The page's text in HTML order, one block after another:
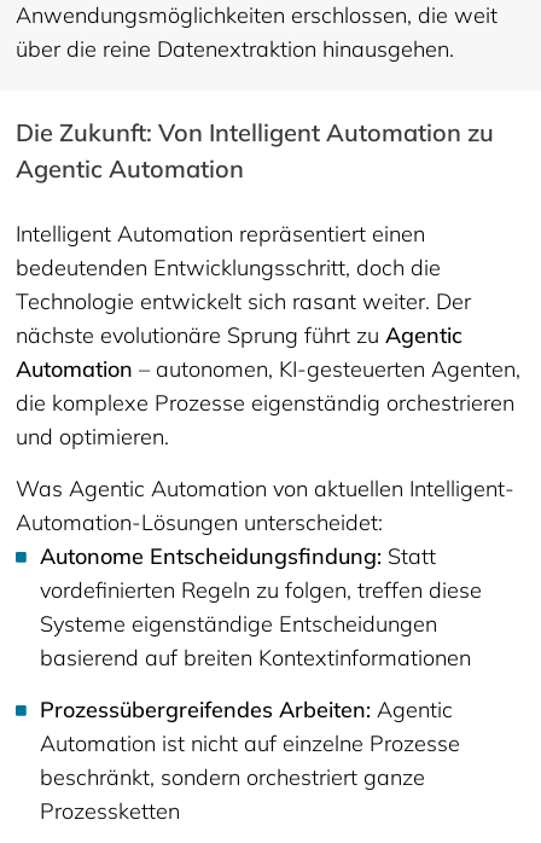
Anwendungsmöglichkeiten erschlossen, die weit
über die reine Datenextraktion hinausgehen.
Die Zukunft: Von Intelligent Automation zu
Agentic Automation
Intelligent Automation repräsentiert einen
bedeutenden Entwicklungsschritt, doch die
Technologie entwickelt sich rasant weiter. Der
nächste evolutionäre Sprung führt zuAgentic
Automation – autonomen, KI-gesteuerten Agenten,
die komplexe Prozesse eigenständig orchestrieren
und optimieren.
Was Agentic Automation von aktuellen Intelligent-
Automation-Lösungen unterscheidet:
Autonome Entscheidungsfindung: Statt
vordefinierten Regeln zu folgen, treffen diese
Systeme eigenständige Entscheidungen
basierend auf breiten Kontextinformationen
Prozessübergreifendes Arbeiten: Agentic
Automation ist nicht auf einzelne Prozesse
beschränkt, sondern orchestriert ganze
Prozessketten